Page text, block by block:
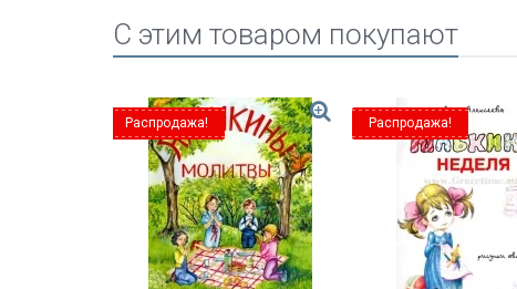
C этим товаром покупают
Распродажа! Распродажа!